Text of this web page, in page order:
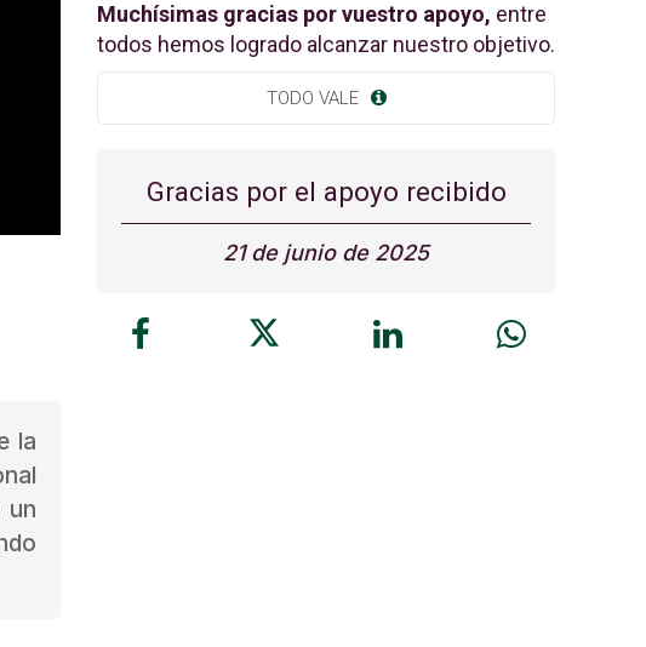
la
un
Muchísimas gracias por vuestro apoyo, entre
todos hemos logrado alcanzar nuestro objetivo.
TODO VALE
Gracias por el apoyo recibido
21 de junio de 2025